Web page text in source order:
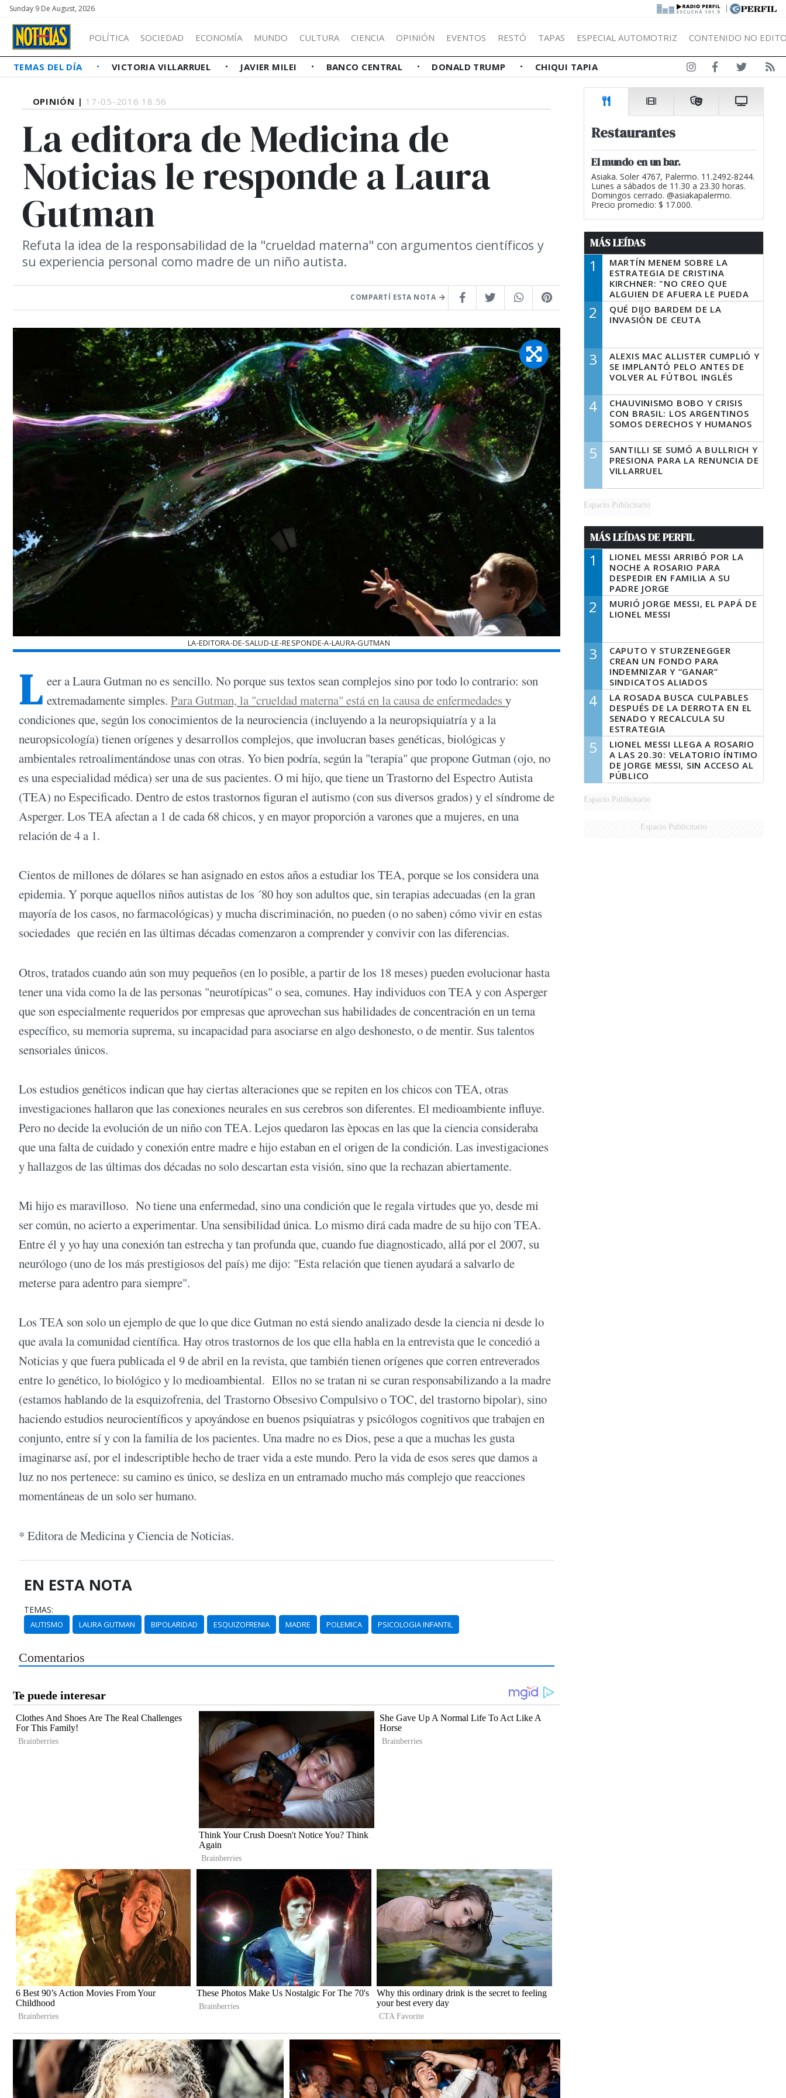
Sunday 9 De August, 2026 |
POLÍTICA SOCIEDAD ECONOMÍA MUNDO CULTURA CIENCIA OPINIÓN EVENTOS RESTÓ TAPAS ESPECIAL AUTOMOTRIZ CONTENIDO NO
TEMAS DEL DÍA VICTORIA VILLARRUEL JAVIER MILEI BANCO CENTRAL DONALD TRUMP CHIQUI TAPIA
OPINIÓN | 17-05-2016 18:56
La editora de Medicina de
Noticias le responde a Laura
Gutman
Refuta la idea de la responsabilidad de la "crueldad materna" con argumentos científicos y
su experiencia personal como madre de un niño autista.
COMPARTÍ ESTA NOTA
LA-EDITORA-DE-SALUD-LE-RESPONDE-A-LAURA-GUTMAN
L eer a Laura Gutman no es sencillo. No porque sus textos sean complejos sino por todo lo contrario: son
extremadamente simples. Para Gutman, la "crueldad materna" está en la causa de enfermedades y
condiciones que, según los conocimientos de la neurociencia (incluyendo a la neuropsiquiatría y a la
neuropsicología) tienen orígenes y desarrollos complejos, que involucran bases genéticas, biológicas y
ambientales retroalimentándose unas con otras. Yo bien podría, según la "terapia" que propone Gutman (ojo, no
es una especialidad médica) ser una de sus pacientes. O mi hijo, que tiene un Trastorno del Espectro Autista
(TEA) no Especificado. Dentro de estos trastornos figuran el autismo (con sus diversos grados) y el síndrome de
Asperger. Los TEA afectan a 1 de cada 68 chicos, y en mayor proporción a varones que a mujeres, en una
relación de 4 a 1.
Cientos de millones de dólares se han asignado en estos años a estudiar los TEA, porque se los considera una
epidemia. Y porque aquellos niños autistas de los ´80 hoy son adultos que, sin terapias adecuadas (en la gran
mayoría de los casos, no farmacológicas) y mucha discriminación, no pueden (o no saben) cómo vivir en estas
sociedades que recién en las últimas décadas comenzaron a comprender y convivir con las diferencias.
Otros, tratados cuando aún son muy pequeños (en lo posible, a partir de los 18 meses) pueden evolucionar hasta
tener una vida como la de las personas "neurotípicas" o sea, comunes. Hay individuos con TEA y con Asperger
que son especialmente requeridos por empresas que aprovechan sus habilidades de concentración en un tema
específico, su memoria suprema, su incapacidad para asociarse en algo deshonesto, o de mentir. Sus talentos
sensoriales únicos.
Los estudios genéticos indican que hay ciertas alteraciones que se repiten en los chicos con TEA, otras
investigaciones hallaron que las conexiones neurales en sus cerebros son diferentes. El medioambiente influye.
Pero no decide la evolución de un niño con TEA. Lejos quedaron las èpocas en las que la ciencia consideraba
que una falta de cuidado y conexión entre madre e hijo estaban en el origen de la condición. Las investigaciones
y hallazgos de las últimas dos décadas no solo descartan esta visión, sino que la rechazan abiertamente.
Mi hijo es maravilloso. No tiene una enfermedad, sino una condición que le regala virtudes que yo, desde mi
ser común, no acierto a experimentar. Una sensibilidad única. Lo mismo dirá cada madre de su hijo con TEA.
Entre él y yo hay una conexión tan estrecha y tan profunda que, cuando fue diagnosticado, allá por el 2007, su
neurólogo (uno de los más prestigiosos del país) me dijo: "Esta relación que tienen ayudará a salvarlo de
meterse para adentro para siempre".
Los TEA son solo un ejemplo de que lo que dice Gutman no está siendo analizado desde la ciencia ni desde lo
que avala la comunidad científica. Hay otros trastornos de los que ella habla en la entrevista que le concedió a
Noticias y que fuera publicada el 9 de abril en la revista, que también tienen orígenes que corren entreverados
entre lo genético, lo biológico y lo medioambiental. Ellos no se tratan ni se curan responsabilizando a la madre
(estamos hablando de la esquizofrenia, del Trastorno Obsesivo Compulsivo o TOC, del trastorno bipolar), sino
haciendo estudios neurocientíficos y apoyándose en buenos psiquiatras y psicólogos cognitivos que trabajen en
conjunto, entre sí y con la familia de los pacientes. Una madre no es Dios, pese a que a muchas les gusta
imaginarse así, por el indescriptible hecho de traer vida a este mundo. Pero la vida de esos seres que damos a
luz no nos pertenece: su camino es único, se desliza en un entramado mucho más complejo que reacciones
momentáneas de un solo ser humano.
* Editora de Medicina y Ciencia de Noticias.
EN ESTA NOTA
TEMAS:
AUTISMO LAURA GUTMAN BIPOLARIDAD ESQUIZOFRENIA MADRE POLEMICA PSICOLOGIA INFANTIL
Comentarios
Restaurantes
El mundo en un bar.
Asiaka. Soler 4767, Palermo. 11.2492-8244.
Lunes a sábados de 11.30 a 23.30 horas.
Domingos cerrado. @asiakapalermo.
Precio promedio: $ 17.000.
MÁS LEÍDAS
1
MARTÍN MENEM SOBRE LA
ESTRATEGIA DE CRISTINA
KIRCHNER: "NO CREO QUE
ALGUIEN DE AFUERA LE PUEDA
DECIR A LA JUSTICIA LO QUE
TIENE QUE HACER"
2
QUÉ DIJO BARDEM DE LA
INVASIÓN DE CEUTA
3
ALEXIS MAC ALLISTER CUMPLIÓ Y
SE IMPLANTÓ PELO ANTES DE
VOLVER AL FÚTBOL INGLÉS
4
CHAUVINISMO BOBO Y CRISIS
CON BRASIL: LOS ARGENTINOS
SOMOS DERECHOS Y HUMANOS
5
SANTILLI SE SUMÓ A BULLRICH Y
PRESIONA PARA LA RENUNCIA DE
VILLARRUEL
Espacio Publicitario
MÁS LEÍDAS DE PERFIL
1
LIONEL MESSI ARRIBÓ POR LA
NOCHE A ROSARIO PARA
DESPEDIR EN FAMILIA A SU
PADRE JORGE
2
MURIÓ JORGE MESSI, EL PAPÁ DE
LIONEL MESSI
3
CAPUTO Y STURZENEGGER
CREAN UN FONDO PARA
INDEMNIZAR Y “GANAR”
SINDICATOS ALIADOS
4
LA ROSADA BUSCA CULPABLES
DESPUÉS DE LA DERROTA EN EL
SENADO Y RECALCULA SU
ESTRATEGIA
5
LIONEL MESSI LLEGA A ROSARIO
A LAS 20.30: VELATORIO ÍNTIMO
DE JORGE MESSI, SIN ACCESO AL
PÚBLICO
Espacio Publicitario
Espacio Publicitario